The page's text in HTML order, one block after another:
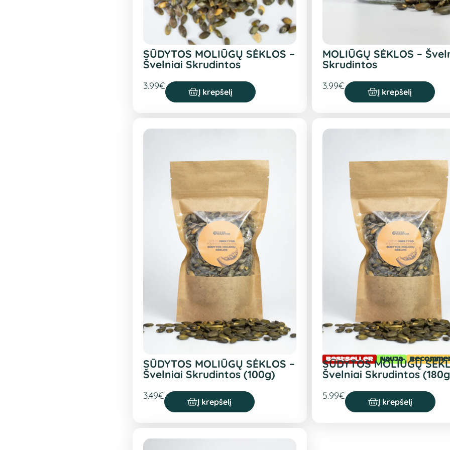
SŪDYTOS MOLIŪGŲ SĖKLOS –
Švelniai Skrudintos
3.99€
Į krepšelį
MOLIŪGŲ SĖKLOS –
Skrudintos
3.99€
Į krepšelį
SŪDYTOS MOLIŪGŲ SĖKLOS –
Švelniai Skrudintos (100g)
3.49€
Į krepšelį
Bestseller Nauja
SŪDYTOS MOLIŪGŲ
Švelniai Skrudintos
5.99€
Į krepšelį